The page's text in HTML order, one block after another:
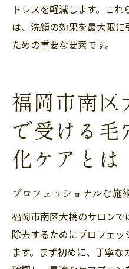
トレスを軽減します。こ
は、洗顔の効果を最大限
ための重要な要素です。
福岡市南区
で受ける毛
化ケアとは
プロフェッショナルな施
福岡市南区大橋のサロン
除去するためにプロフェ
ます。まず初めに、丁寧